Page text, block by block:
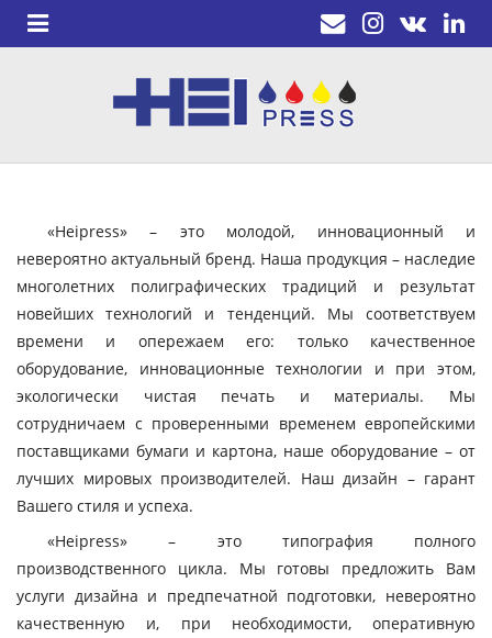
«Heipress» – это молодой, инновационный и
невероятно актуальный бренд. Наша продукция – наследие
многолетних полиграфических традиций и результат
новейших технологий и тенденций. Мы соответствуем
времени и опережаем его: только качественное
оборудование, инновационные технологии и при этом,
экологически чистая печать и материалы. Мы
сотрудничаем с проверенными временем европейскими
поставщиками бумаги и картона, наше оборудование – от
лучших мировых производителей. Наш дизайн – гарант
Вашего стиля и успеха.
«Heipress» – это типография полного
производственного цикла. Мы готовы предложить Вам
услуги дизайна и предпечатной подготовки, невероятно
качественную и, при необходимости, оперативную